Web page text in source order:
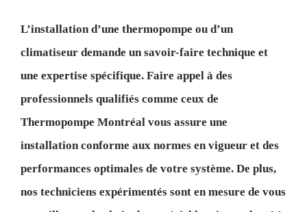
L’installation d’une thermopompe ou d’un
climatiseur demande un savoir-faire technique et
une expertise spécifique. Faire appel à des
professionnels qualifiés comme ceux de
Thermopompe Montréal vous assure une
installation conforme aux normes en vigueur et des
performances optimales de votre système. De plus,
nos techniciens expérimentés sont en mesure de vous